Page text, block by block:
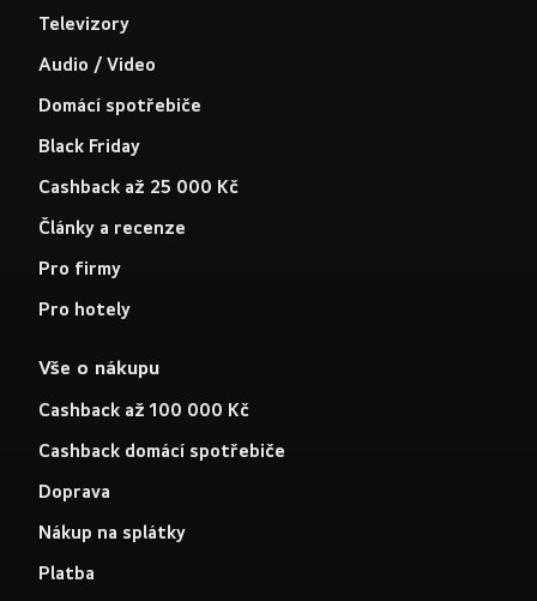
Televizory
Audio / Video
Domácí spotřebiče
Black Friday
Cashback až 25 000 Kč
Články a recenze
Pro firmy
Pro hotely
Vše o nákupu
Cashback až 100 000 Kč
Cashback domácí spotřebiče
Doprava
Nákup na splátky
Platba